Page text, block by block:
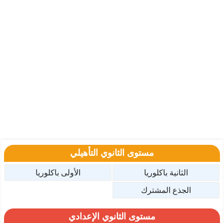
مستوى الثانوي التأهيلي
الثانية باكلوريا
الأولى باكلوريا
الجذع المشترك
مستوى الثانوي الإعدادي